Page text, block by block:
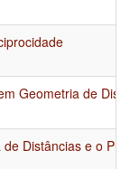
Geometria de
Distâncias e o